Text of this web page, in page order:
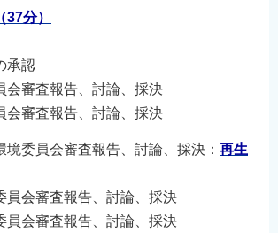
37分）
承認
会審査報告、討論、採決
会審査報告、討論、採決
境委員会審査報告、討論、採決： 再生
員会審査報告、討論、採決
員会審査報告、討論、採決